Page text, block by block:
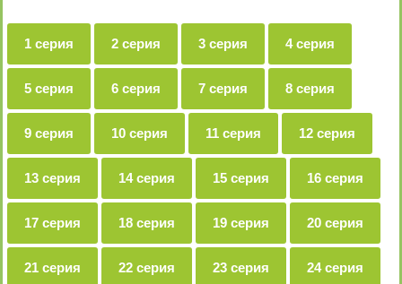
1 серия 2 серия 3 серия 4 серия
5 серия 6 серия 7 серия 8 серия
9 серия 10 серия 11 серия 12 серия
13 серия 14 серия 15 серия 16 серия
17 серия 18 серия 19 серия 20 серия
21 серия 22 серия 23 серия 24 серия